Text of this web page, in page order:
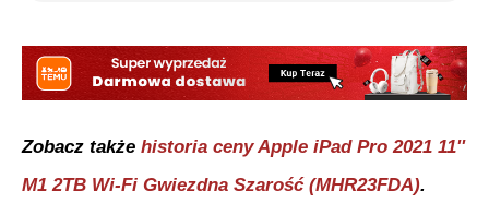
Zobacz także historia cenyApple iPad Pro 2021 11''
M1 2TB Wi-Fi Gwiezdna Szarość (MHR23FDA).